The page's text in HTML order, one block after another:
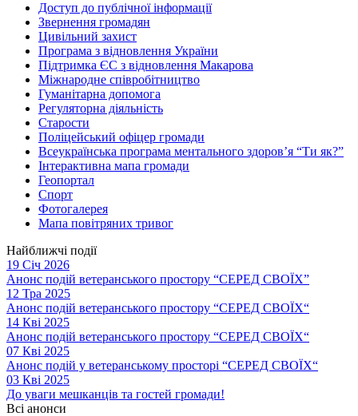
Доступ до публічної інформації
Звернення громадян
Цивільний захист
Програма з відновлення України
Підтримка ЄС з відновлення Макарова
Міжнародне співробітництво
Гуманітарна допомога
Регуляторна діяльність
Старости
Поліцейський офіцер громади
Всеукраїнська програма ментального здоров’я “Ти як?”
Інтерактивна мапа громади
Геопортал
Спорт
Фотогалерея
Мапа повітряних тривог
Найближчі події
19 Січ 2026
Анонс подій ветеранського простору “СЕРЕД СВОЇХ”
12 Тра 2025
Анонс подій ветеранського простору “СЕРЕД СВОЇХ“
14 Кві 2025
Анонс подій ветеранського простору “СЕРЕД СВОЇХ“
07 Кві 2025
Анонс подій у ветеранському просторі “СЕРЕД СВОЇХ“
03 Кві 2025
До уваги мешканців та гостей громади!
Всі анонси